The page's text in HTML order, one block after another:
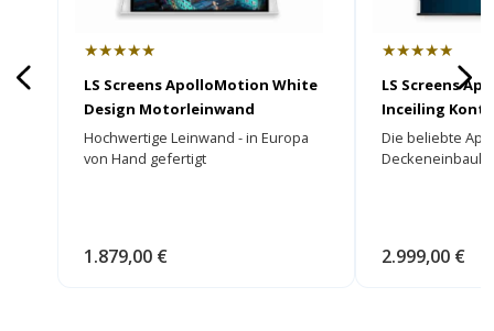
★★★★★
LS Screens ApolloMotion White
Design Motorleinwand
Hochwertige Leinwand - in Europa
von Hand gefertigt
1.879,00 €
★★★★★
LS Screens
Inceiling
Die beliebte
2.999,00 €